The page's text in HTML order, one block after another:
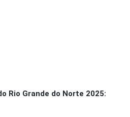
Rio Grande do Norte 2025: